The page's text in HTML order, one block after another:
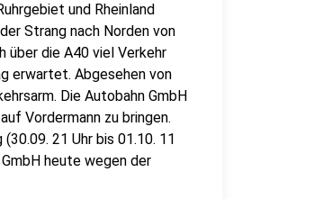
und Rheinland
Strang nach Norden von
über die A40 viel Verkehr
erwartet. Abgesehen von
Die Autobahn GmbH
Vordermann zu bringen.
21 Uhr bis 01.10. 11
heute wegen der